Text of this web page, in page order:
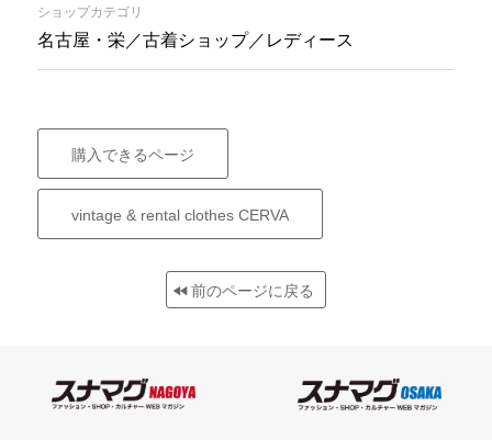
ショップカテゴリ
名古屋・栄／古着ショップ／レディース
購入できるページ
vintage & rental clothes CERVA
前のページに戻る